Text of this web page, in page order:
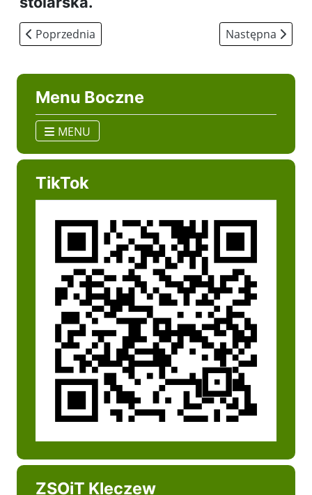
Menu Boczne
MENU
TikTok
ZSOiT Kleczew
Poprzednia strona: Cyfrowa Wielkopolsk@ 2020
Poprzednia Następna
Następna